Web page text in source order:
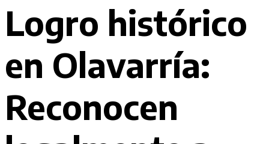
Logro histórico
en Olavarría:
Reconocen